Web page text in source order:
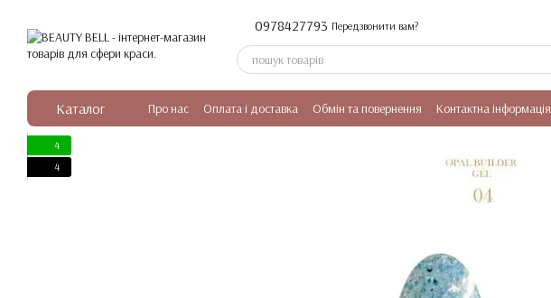
0978427793 Передзвонити вам?
Каталог Про нас Оплата і доставка Обмін та повернення Контактна інформація
4
4